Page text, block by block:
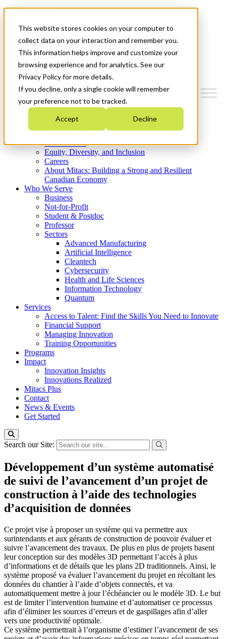
This website stores cookies on your computer to
collect data on your interaction and remember you.
This information helps improve and customize your
browsing experience and for analytics. See our
Privacy Policy for more details.
If you decline, only a single cookie will remember
your preference not to be tracked.
Accept Decline
News & Events
Get Started
Menu
Who We Are
Strategic Plan 2026-2030
What We Do
Equity, Diversity, and Inclusion
Careers
About Mitacs: Building a Strong and Resilient
Canadian Economy
Who We Serve
Business
Not-for-Profit
Student & Postdoc
Professor
Sectors
Advanced Manufacturing
Artificial Intelligence
Cleantech
Cybersecurity
Health and Life Sciences
Information Technology
Quantum
Services
Access to Talent: Find the Skills You Need to Innovate
Financial Support
Managing Innovation
Training Opportunities
Programs
Impact
Innovation Insights
Innovations Realized
Mitacs Plus
Contact
News & Events
Get Started
Search our Site:
Développement d’un système automatisé
de suivi de l’avancement d’un projet de
construction à l’aide des technologies
d’acquisition de données
Ce projet vise à proposer un système qui va permettre aux
surintendants et aux gérants de construction de pouvoir évaluer et
suivre l’avancement des travaux. De plus en plus de projets basent
leur conception sur des modèles 3D permettant l’accès à plus
d’informations et de détails que les plans 2D traditionnels. Ainsi, le
système proposé va évaluer l’avancement du projet en récoltant les
données du chantier à l’aide d’objets connectés, et va
automatiquement mettre à jour l’échéancier ou le modèle 3D. Le but
est de limiter l’intervention humaine et d’automatiser ce processus
afin d’éliminer les sources d’erreurs et de gaspillages afin d’aller
vers une productivité optimale.
Ce système permettrait à l’organisme d’estimer l’avancement de ses